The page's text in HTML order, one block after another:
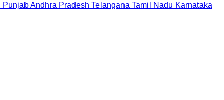
PunjabAndhra Pradesh Telangana Tamil Nadu Karnataka